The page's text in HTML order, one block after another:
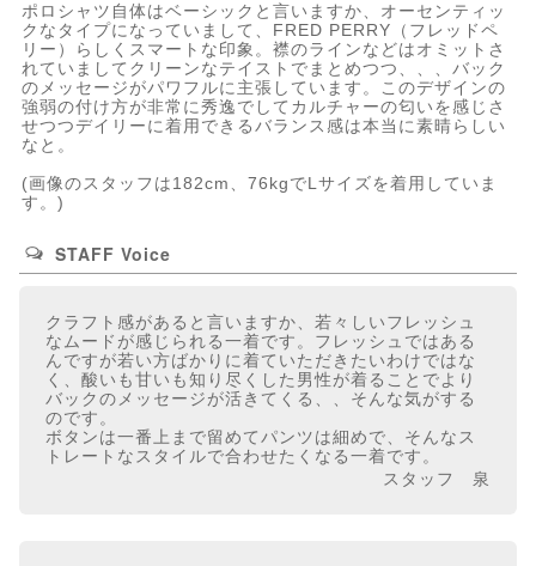
ポロシャツ自体はベーシックと言いますか、オーセンティッ
クなタイプになっていまして、FRED PERRY（フレッドペ
リー）らしくスマートな印象。襟のラインなどはオミットさ
れていましてクリーンなテイストでまとめつつ、、、バック
のメッセージがパワフルに主張しています。このデザインの
強弱の付け方が非常に秀逸でしてカルチャーの匂いを感じさ
せつつデイリーに着用できるバランス感は本当に素晴らしい
なと。
(画像のスタッフは182cm、76kgでLサイズを着用していま
す。)
STAFF Voice
クラフト感があると言いますか、若々しいフレッシュ
なムードが感じられる一着です。フレッシュではある
んですが若い方ばかりに着ていただきたいわけではな
く、酸いも甘いも知り尽くした男性が着ることでより
バックのメッセージが活きてくる、、そんな気がする
のです。
ボタンは一番上まで留めてパンツは細めで、そんなス
トレートなスタイルで合わせたくなる一着です。
スタッフ 泉